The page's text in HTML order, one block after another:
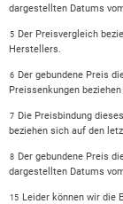
dargestellten Datums
5 Der Preisvergleich
Herstellers.
6 Der gebundene Preis
Preissenkungen
7 Die Preisbindung
beziehen sich auf den
8 Der gebundene Preis
dargestellten Datums
15 Leider können wir die